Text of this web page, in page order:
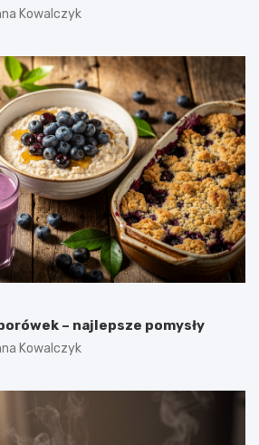
Kowalczyk
– najlepsze pomysły
Kowalczyk